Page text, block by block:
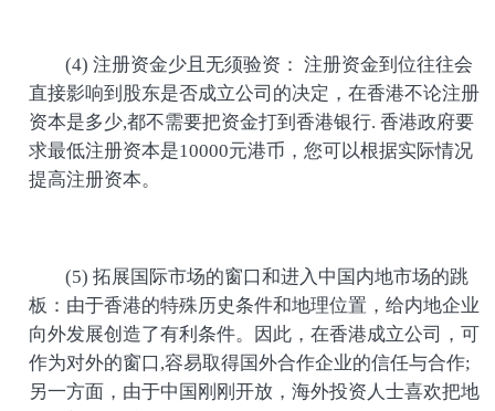
(4) 注册资金少且无须验资： 注册资金到位往往会
直接影响到股东是否成立公司的决定，在香港不论注册
资本是多少,都不需要把资金打到香港银行. 香港政府要
求最低注册资本是10000元港币，您可以根据实际情况
提高注册资本。
(5) 拓展国际市场的窗口和进入中国内地市场的跳
板：由于香港的特殊历史条件和地理位置，给内地企业
向外发展创造了有利条件。因此，在香港成立公司，可
作为对外的窗口,容易取得国外合作企业的信任与合作;
另一方面，由于中国刚刚开放，海外投资人士喜欢把地